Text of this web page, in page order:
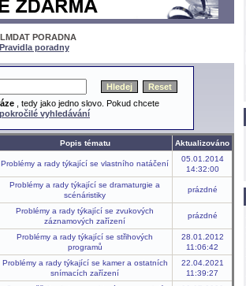
PORADNA
Pravidla poradny
, tedy jako jedno slovo. Pokud chcete
pokročilé vyhledávání
Popis tématu Aktualizováno
Problémy a rady týkající se vlastního natáčení
05.01.2014
14:32:00
Problémy a rady týkající se dramaturgie a
scénáristiky
prázdné
Problémy a rady týkající se zvukových
záznamových zařízení
prázdné
Problémy a rady týkající se střihových
programů
28.01.2012
11:06:42
Problémy a rady týkající se kamer a ostatních
snímacích zařízení
22.04.2021
11:39:27